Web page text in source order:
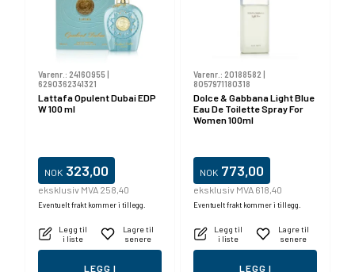
Varenr.: 24160955|
6290362341321
Lattafa Opulent Dubai EDP
W 100 ml
NOK 323,00
eksklusiv MVA 258,40
Eventuelt frakt kommer i tillegg.
Legg til
i liste
Lagre til
senere
LEGG I
Varenr.: 20188582 |
8057971180318
Dolce & Gabbana Light Blue
Eau De Toilette Spray For
Women 100ml
NOK 773,00
eksklusiv MVA 618,40
Eventuelt frakt kommer i tillegg.
Legg til
i liste
Lagre til
senere
LEGG I